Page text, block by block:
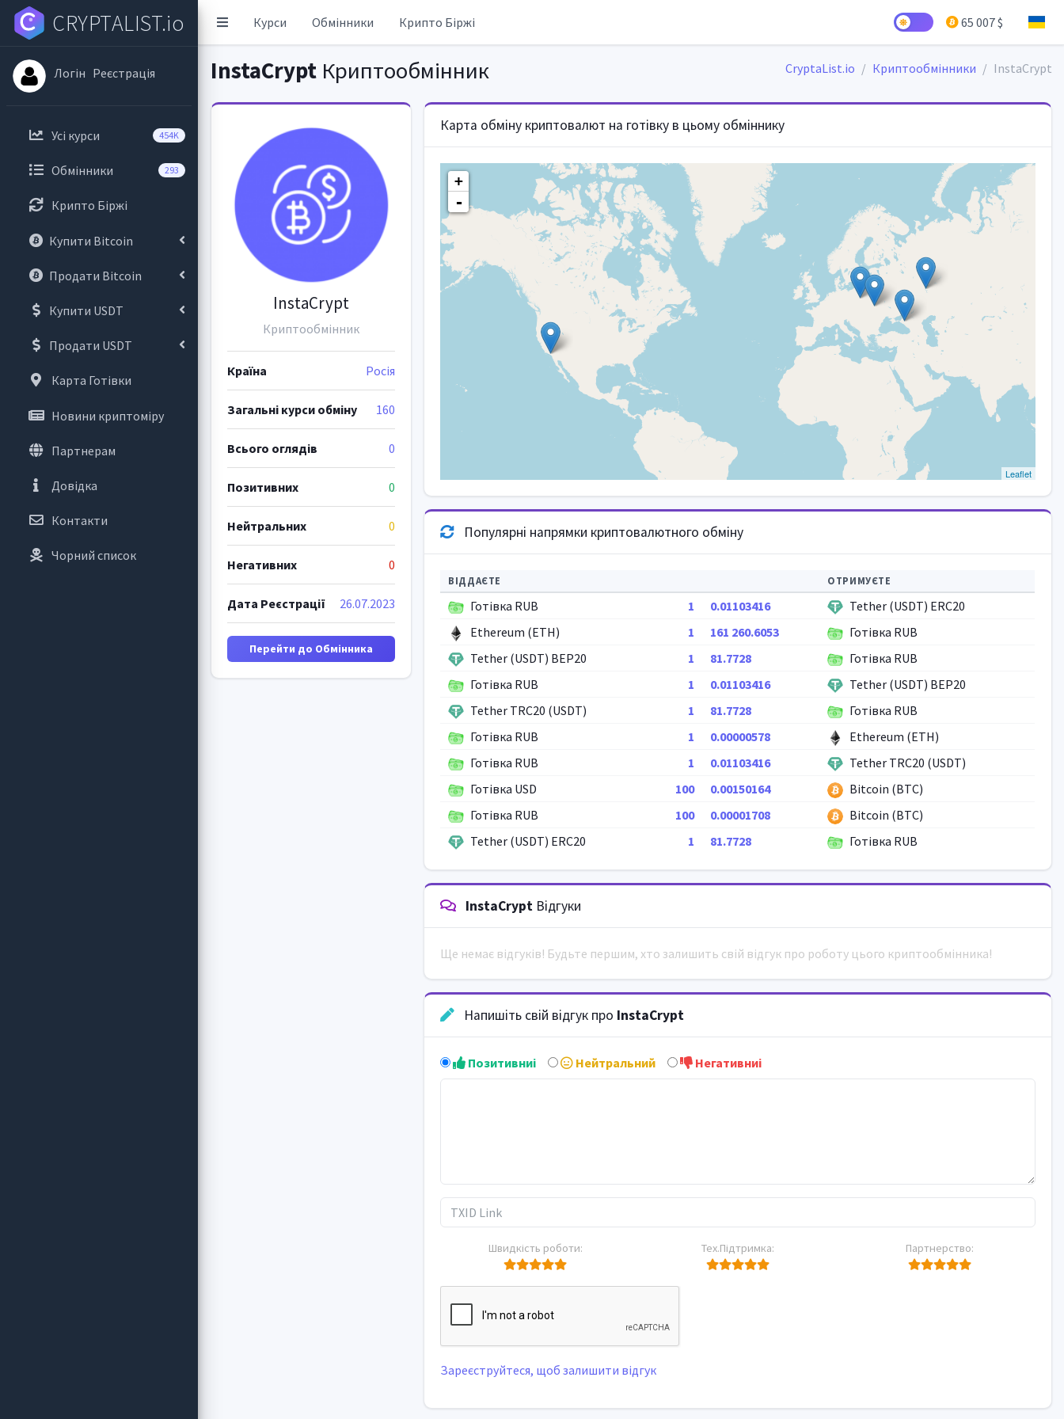
Курси Обмінники Крипто Біржі 65 007 $
CRYPTALIST.io
Логін Реєстрація
Усі курси 454K
Обмінники 293
Крипто Біржі
Купити Bitcoin
Продати Bitcoin
Купити USDT
Продати USDT
Карта Готівки
Новини криптоміру
Партнерам
Довідка
Контакти
Чорний список
InstaCryptКриптообмінник CryptaList.io Криптообмінники InstaCrypt
InstaCrypt
Криптообмінник
Країна Росія
Загальні курси обміну 160
Всього оглядів 0
Позитивних 0
Нейтральних 0
Негативних 0
Дата Реєстрації 26.07.2023
Перейти до Обмінника
Карта обміну криптовалют на готівку в цьому обміннику
+
-
Leaflet
Популярні напрямки криптовалютного обміну
ВІДДАЄТЕ ОТРИМУЄТЕ
Готівка RUB 1 0.01103416
Tether (USDT) ERC20
Ethereum (ETH)
1 161 260.6053
Готівка RUB
Tether (USDT) BEP20
1 81.7728
Готівка RUB
Готівка RUB
1 0.01103416
Tether (USDT) BEP20
Tether TRC20 (USDT)
1 81.7728
Готівка RUB
Готівка RUB
1 0.00000578
Ethereum (ETH)
Готівка RUB
1 0.01103416
Tether TRC20 (USDT)
Готівка USD
100 0.00150164
Bitcoin (BTC)
Готівка RUB
100 0.00001708
Bitcoin (BTC)
Tether (USDT) ERC20
1 81.7728 Готівка RUB
InstaCrypt Відгуки
Ще немає відгуків! Будьте першим, хто залишить свій відгук про роботу цього криптообмінника!
Напишіть свій відгук про InstaCrypt
Позитивниi Нейтральний Негативниi
Швидкість роботи: Тех.Підтримка: Партнерство:
Зареєструйтеся, щоб залишити відгук